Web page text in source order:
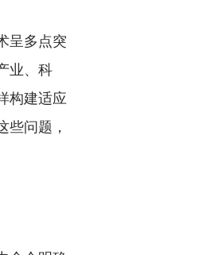
呈多点突
业、科
构建适应
问题，